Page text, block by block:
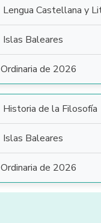
Lengua Castellana y
Islas Baleares
Ordinaria de 2026
Historia de la Filosofía
Islas Baleares
Ordinaria de 2026